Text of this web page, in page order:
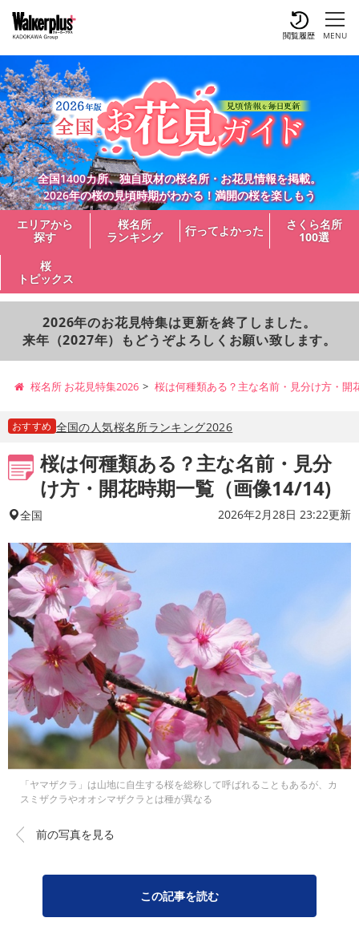
MENU
閲覧履歴
全国1400カ所、独自取材の桜名所・お花見情報を掲載。
2026年の桜の見頃時期がわかる！満開の桜を楽しもう
エリアから
探す
桜名所
ランキング
行ってよかった
さくら名所
100選
桜
トピックス
2026年のお花見特集は更新を終了しました。
来年（2027年）もどうぞよろしくお願い致します。
桜名所 お花見特集2026 桜は何種類ある？主な名前・見分け方・開
おすすめ 全国の人気桜名所ランキング2026
桜は何種類ある？主な名前・見分
け方・開花時期一覧（画像14/14)
全国 2026年2月28日 23:22更新
「ヤマザクラ」は山地に自生する桜を総称して呼ばれることもあるが、カ
スミザクラやオオシマザクラとは種が異なる
前の写真を見る
この記事を読む